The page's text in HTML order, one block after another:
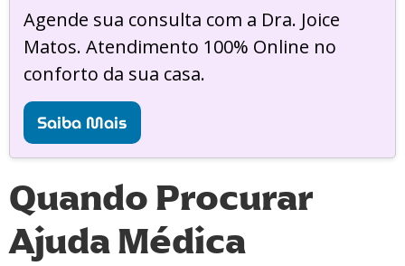
Agende sua consulta com a Dra. Joice
Matos. Atendimento 100% Online no
conforto da sua casa.
Saiba Mais
Quando Procurar
Ajuda Médica